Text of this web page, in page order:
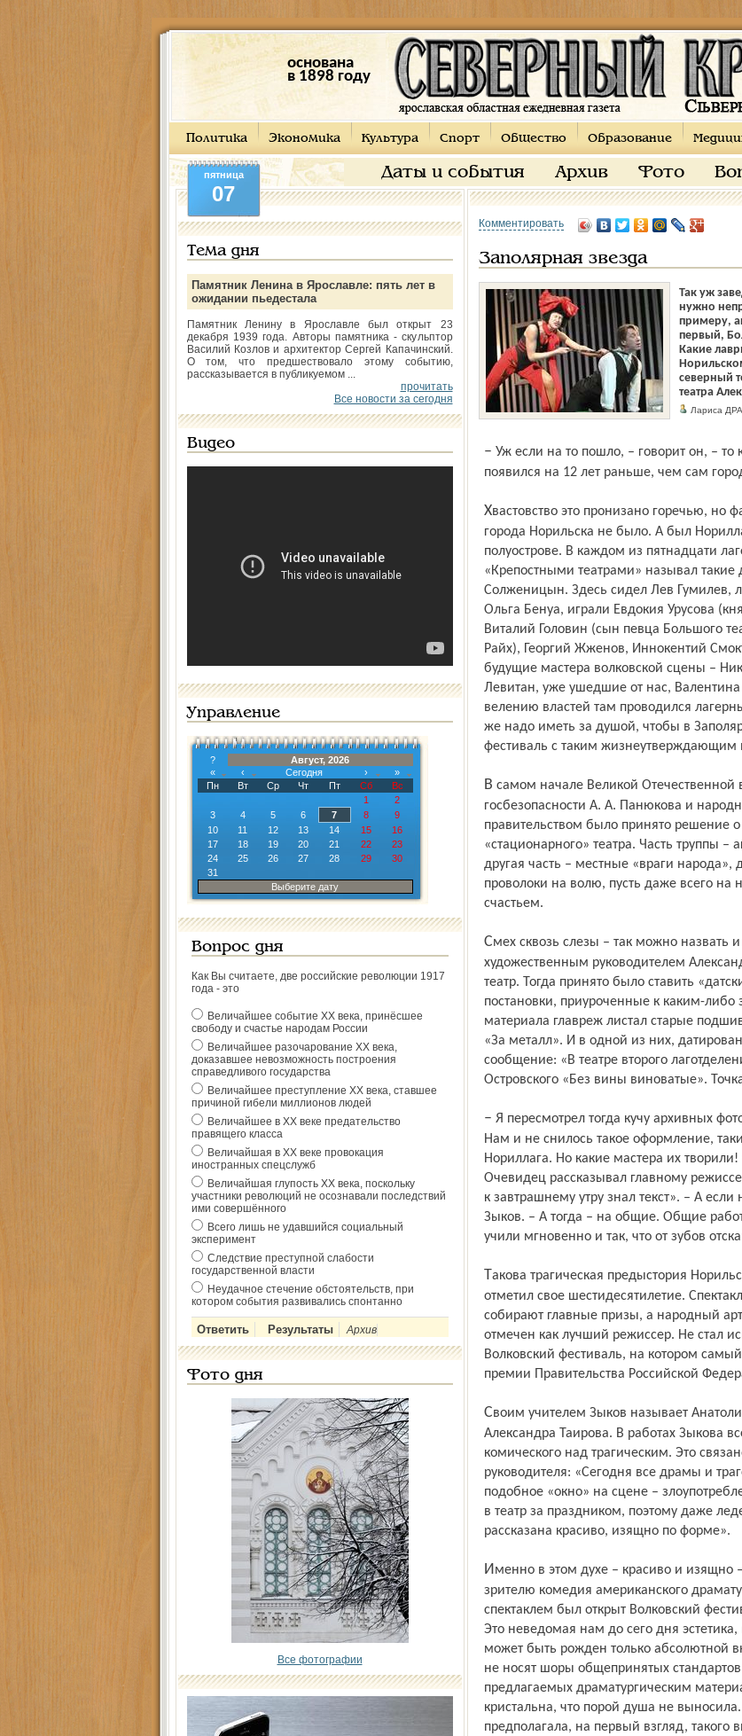
основана
в 1898 году
Политика Экономика Культура Спорт Общество Образование
Даты и события Архив Фото
пятница
07
Тема дня
Памятник Ленина в Ярославле: пять лет в
ожидании пьедестала
Памятник Ленину в Ярославле был открыт 23
декабря 1939 года. Авторы памятника - скульптор
Василий Козлов и архитектор Сергей Капачинский.
О том, что предшествовало этому событию,
рассказывается в публикуемом ...
прочитать
Все новости за сегодня
Видео
Управление
?
Август, 2026
«
‹ Сегодня ›
»
Пн
Вт Ср Чт Пт Сб
Вс
1
2
3
4 5 6 7 8
9
10
11 12 13 14 15
16
17
18 19 20 21 22
23
24
25 26 27 28 29
30
31
Выберите дату
Вопрос дня
Как Вы считаете, две российские революции 1917
года - это
Величайшее событие ХХ века, принёсшее
свободу и счастье народам России
Величайшее разочарование ХХ века,
доказавшее невозможность построения
справедливого государства
Величайшее преступление ХХ века, ставшее
причиной гибели миллионов людей
Величайшее в ХХ веке предательство
правящего класса
Величайшая в ХХ веке провокация
иностранных спецслужб
Величайшая глупость ХХ века, поскольку
участники революций не осознавали последствий
ими совершённого
Всего лишь не удавшийся социальный
эксперимент
Следствие преступной слабости
государственной власти
Неудачное стечение обстоятельств, при
котором события развивались спонтанно
Архив
Фото дня
Все фотографии
Комментировать
Заполярная звезда
Так уж
нужно
примеру,
первый,
Какие
северный
театра
Лариса
– Уж если на то пошло, – говорит он, – то кто может похвастаться тем, что театр
появился на 12 лет раньше, чем сам
Хвастовство это пронизано горечью, но факт остается фактом. Шестьдесят лет назад
города Норильска не было. А был
полуострове. В каждом из пятнадцати
«Крепостными театрами» называл такие
Солженицын. Здесь сидел Лев Гумилев,
Ольга Бенуа, играли Евдокия Урусова
Виталий Головин (сын певца Большого
Райх), Георгий Жженов, Иннокентий
будущие мастера волковской сцены –
Левитан, уже ушедшие от нас,
велению властей там проводился
же надо иметь за душой, чтобы в
фестиваль с таким жизнеутверждающим
В самом начале Великой Отечественной войны благодаря инициативе комиссара
госбезопасности А. А. Панюкова и
правительством было принято решение
«стационарного» театра. Часть труппы –
другая часть – местные «враги народа»,
проволоки на волю, пусть даже всего на
счастьем.
Смех сквозь слезы – так можно назвать и историю, приключившуюся с нынешним
художественным руководителем
театр. Тогда принято было ставить
постановки, приуроченные к каким-
материала главреж листал старые
«За металл». И в одной из них,
сообщение: «В театре второго
Островского «Без вины виноватые».
– Я пересмотрел тогда кучу архивных фотографий, – рассказывает Александр Зыков. –
Нам и не снилось такое оформление,
Нориллага. Но какие мастера их
Очевидец рассказывал главному
к завтрашнему утру знал текст». – А
Зыков. – А тогда – на общие. Общие
учили мгновенно и так, что от зубов
Такова трагическая предыстория Норильского заполярного театра, который недавно
отметил свое шестидесятилетие.
собирают главные призы, а народный
отмечен как лучший режиссер. Не стал
Волковский фестиваль, на котором
премии Правительства Российской
Своим учителем Зыков называет Анатолия Эфроса, а эстетическим идеалом – театр
Александра Таирова. В работах Зыкова
комического над трагическим. Это
руководителя: «Сегодня все драмы и
подобное «окно» на сцене –
в театр за праздником, поэтому даже
рассказана красиво, изящно по форме».
Именно в этом духе – красиво и изящно – и была преподнесена ярославскому
зрителю комедия американского
спектаклем был открыт Волковский
Это неведомая нам до сего дня
может быть рожден только абсолютной
не носят шоры общепринятых
предлагаемых драматургическим
кристальна, что порой душа не
предполагала, на первый взгляд, такого